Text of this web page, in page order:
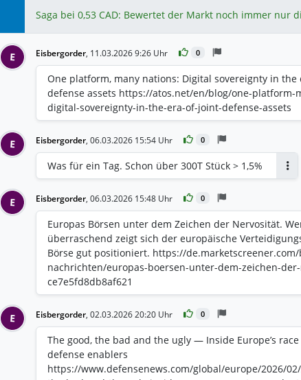
Saga bei 0,53 CAD: Bewertet der Markt noch immer nur
E Eisbergorder, 11.03.2026 9:26 Uhr 0
One platform, many nations: Digital sovereignty in the
defense assets https://atos.net/en/blog/one-platform-
digital-sovereignty-in-the-era-of-joint-defense-assets
E Eisbergorder, 06.03.2026 15:54 Uhr 0
Was für ein Tag. Schon über 300T Stück > 1,5%
E Eisbergorder, 06.03.2026 15:48 Uhr 0
Europas Börsen unter dem Zeichen der Nervosität.
überraschend zeigt sich der europäische
Börse gut positioniert. https://de.marketscreener.com/
nachrichten/europas-boersen-unter-dem-zeichen-
ce7e5fd8db8af621
E Eisbergorder, 02.03.2026 20:20 Uhr 0
The good, the bad and the ugly — Inside Europe’s
defense enablers
https://www.defensenews.com/global/europe/2026/